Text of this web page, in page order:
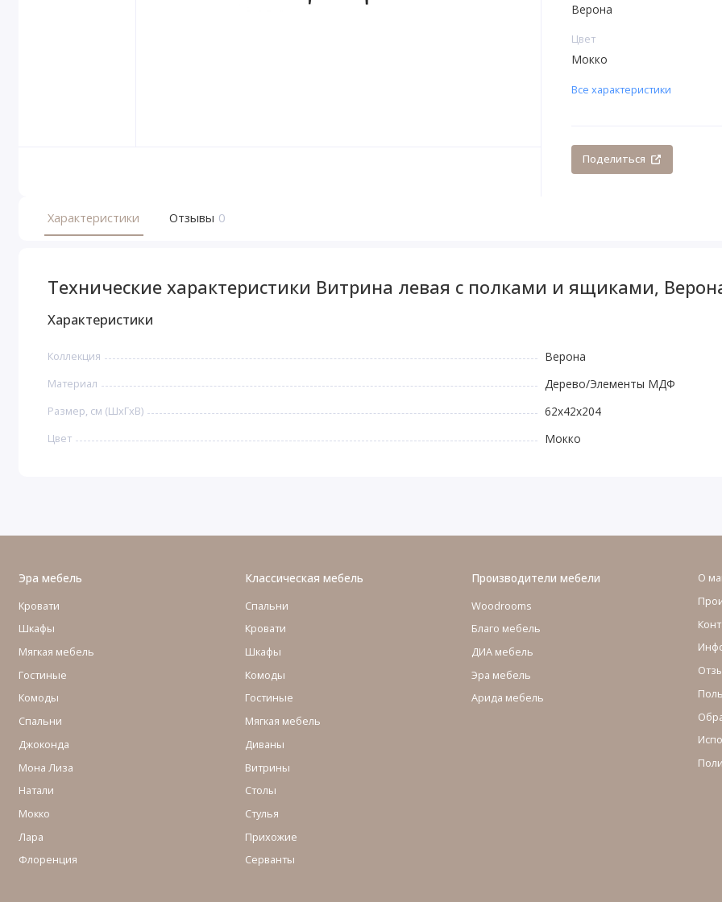
Верона
Цвет
Мокко
Все характеристики
Поделиться
Характеристики Отзывы 0
Технические характеристики Витрина левая с полками и ящиками,
Характеристики
Коллекция Верона
Материал Дерево/Элементы МДФ
Размер, см (ШхГхВ) 62x42x204
Цвет Мокко
Эра мебель
Кровати
Шкафы
Мягкая мебель
Гостиные
Комоды
Cпальни
Джоконда
Мона Лиза
Натали
Мокко
Лара
Флоренция
Классическая мебель
Спальни
Кровати
Шкафы
Комоды
Гостиные
Мягкая мебель
Диваны
Витрины
Столы
Стулья
Прихожие
Серванты
Производители мебели
Woodrooms
Благо мебель
ДИА мебель
Эра мебель
Арида мебель
О